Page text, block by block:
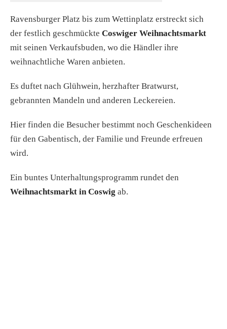
Ravensburger Platz bis zum Wettinplatz erstreckt sich
der festlich geschmückte Coswiger Weihnachtsmarkt
mit seinen Verkaufsbuden, wo die Händler ihre
weihnachtliche Waren anbieten.
Es duftet nach Glühwein, herzhafter Bratwurst,
gebrannten Mandeln und anderen Leckereien.
Hier finden die Besucher bestimmt noch Geschenkideen
für den Gabentisch, der Familie und Freunde erfreuen
wird.
Ein buntes Unterhaltungsprogramm rundet den
Weihnachtsmarkt in Coswig ab.